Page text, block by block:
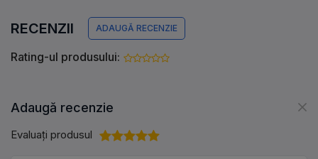
RECENZII ADAUGĂ RECENZIE
Rating-ul produsului:
Adaugă recenzie
Evaluați produsul